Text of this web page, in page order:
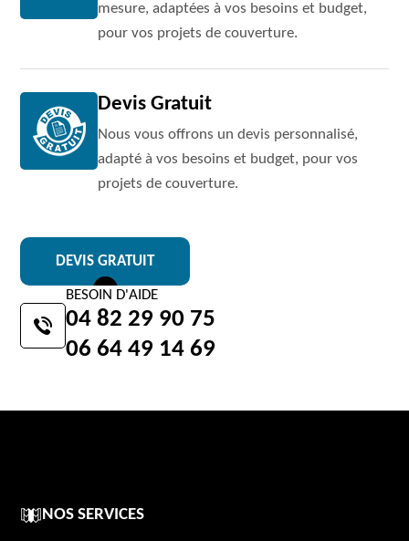
mesure, adaptées à vos besoins et budget,
pour vos projets de couverture.
Devis Gratuit
Nous vous offrons un devis personnalisé,
adapté à vos besoins et budget, pour vos
projets de couverture.
DEVIS GRATUIT
BESOIN D'AIDE
04 82 29 90 75
06 64 49 14 69
NOS SERVICES